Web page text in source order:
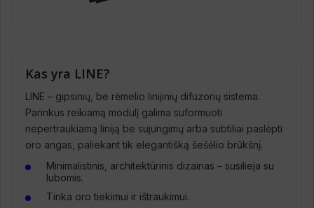
Kas yra LINE?
LINE – gipsinių, be rėmelio linijinių difuzorių sistema.
Parinkus reikiamą modulį galima suformuoti
nepertraukiamą liniją be sujungimų arba subtiliai paslėpti
oro angas, paliekant tik elegantišką šešėlio brūkšnį.
Minimalistinis, architektūrinis dizainas – susilieja su
lubomis.
Tinka oro tiekimui ir ištraukimui.